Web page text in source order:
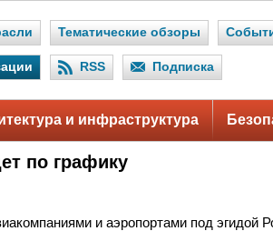
Тематические обзоры
RSS Подписка
и инфраструктура
по графику
и аэропортами под эгидой